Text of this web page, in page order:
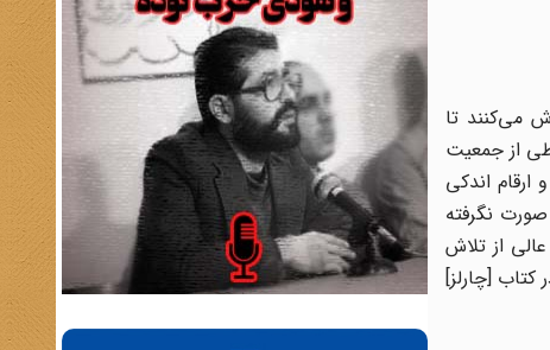
می‌کنند تا
از جمعیت
گرفته مبنای آمار و ارقام اندکی
نگرفته
می‌کنند.» یک نمونه عالی از تلاش
ساخت، که بخشی از آن در کتاب [چارلز]